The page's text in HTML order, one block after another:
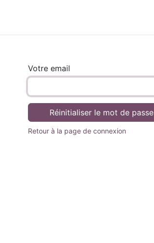
Votre email
Réinitialiser le mot de passe
Retour à la page de connexion